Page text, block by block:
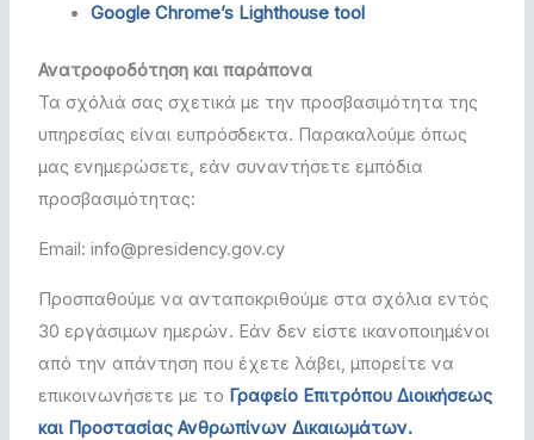
Google Chrome’s Lighthouse tool
Ανατροφοδότηση και παράπονα
Τα σχόλιά σας σχετικά με την προσβασιμότητα της
υπηρεσίας είναι ευπρόσδεκτα. Παρακαλούμε όπως
μας ενημερώσετε, εάν συναντήσετε εμπόδια
προσβασιμότητας:
Email: info@presidency.gov.cy
Προσπαθούμε να ανταποκριθούμε στα σχόλια εντός
30 εργάσιμων ημερών. Εάν δεν είστε ικανοποιημένοι
από την απάντηση που έχετε λάβει, μπορείτε να
επικοινωνήσετε με το Γραφείο Επιτρόπου Διοικήσεως
και Προστασίας Ανθρωπίνων Δικαιωμάτων.